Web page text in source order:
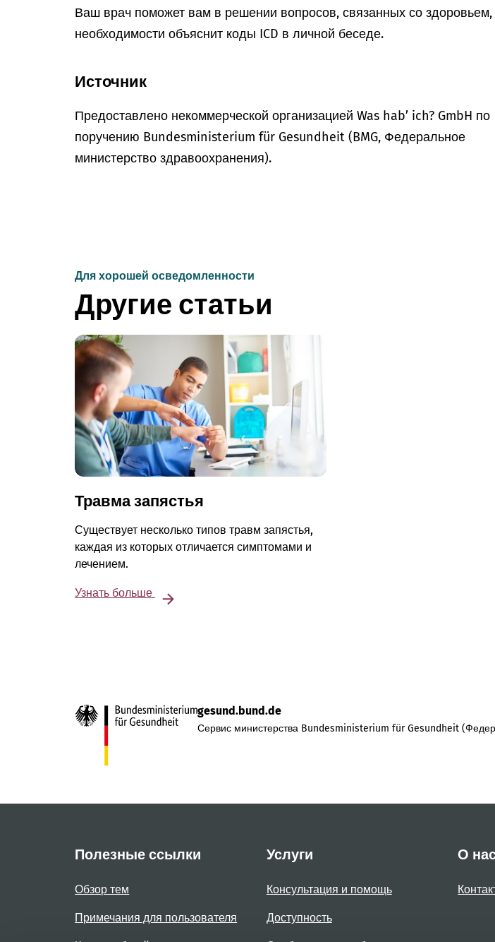
Ваш врач поможет вам в решении вопросов, связанных со здоровьем,
необходимости объяснит коды ICD в личной беседе.
Источник
Предоставлено некоммерческой организацией Was hab’ ich? GmbH по
поручению Bundesministerium für Gesundheit (BMG, Федеральное
министерство здравоохранения).
Для хорошей осведомленности
Другие статьи
Травма запястья
Существует несколько типов травм запястья,
каждая из которых отличается симптомами и
лечением.
Узнать больше
gesund.bund.de
Сервис министерства Bundesministerium für Gesundheit
Полезные ссылки
Обзор тем
Примечания для пользователя
Услуги
Консультация и помощь
Доступность
О